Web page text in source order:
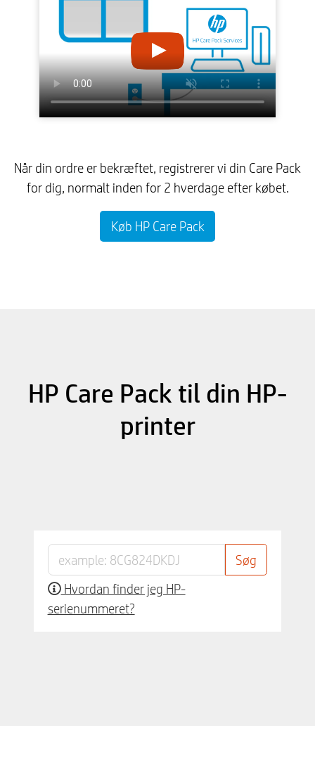
Når din ordre er bekræftet, registrerer vi din Care Pack
for dig, normalt inden for 2 hverdage efter købet.
Køb HP Care Pack
HP Care Pack til din HP-
printer
Hvordan finder jeg HP-
serienummeret?